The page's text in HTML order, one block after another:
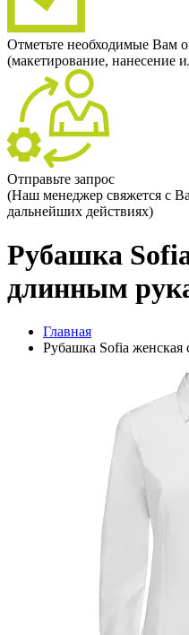
Отметьте необходимые Вам
(макетирование, нанесение
Отправьте запрос
(Наш менеджер свяжется с
дальнейших действиях)
Рубашка
длинным
Главная
Рубашка Sofia